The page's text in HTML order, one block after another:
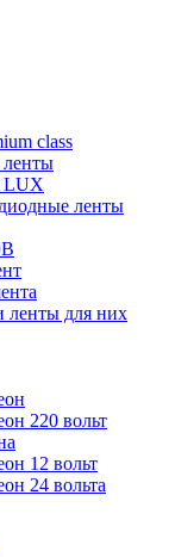
class
LUX
ленты
ленты для них
220 вольт
12 вольт
24 вольта